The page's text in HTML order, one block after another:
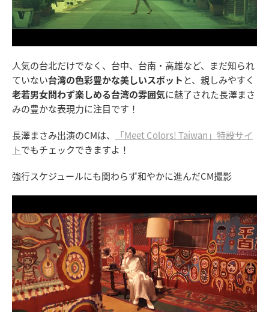
人気の台北だけでなく、台中、台南・高雄など、まだ知られ
ていない台湾の色彩豊かな美しいスポット と、親しみやすく
老若男女問わず楽しめる台湾の雰囲気に魅了された長澤まさ
みの豊かな表現力に注目です！
長澤まさみ出演のCMは、
「Meet Colors! Taiwan」特設サイ
トでもチェックできますよ！
強行スケジュールにも関わらず和やかに進んだCM撮影